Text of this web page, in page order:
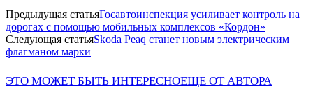
Предыдущая статьяГосавтоинспекция усиливает контроль на
дорогах с помощью мобильных комплексов «Кордон»
Следующая статьяSkoda Peaq станет новым электрическим
флагманом марки
ЭТО МОЖЕТ БЫТЬ ИНТЕРЕСНОЕЩЕ ОТ АВТОРА